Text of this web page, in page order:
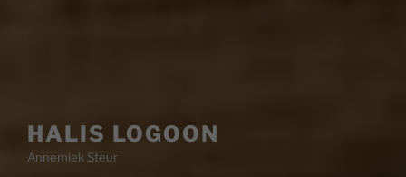
HALIS LOGOON
Annemiek Steur